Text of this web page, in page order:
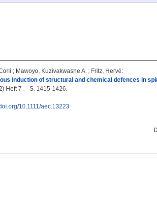
; Mawoyo, Kuzivakwashe A. ; Fritz, Hervé:
induction of structural and chemical defences in
Heft 7 . - S. 1415-1426.
10.1111/aec.13223